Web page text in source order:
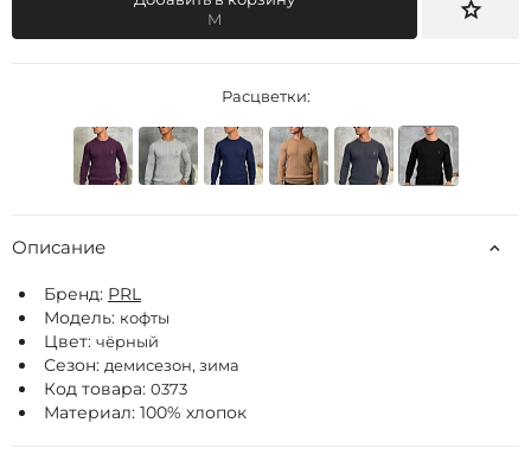
M
Расцветки:
Описание
Бренд: РRL
Модель: кофты
Цвет: чёрный
Сезон: демисезон, зима
Код товара: 0373
Материал: 100% хлопок